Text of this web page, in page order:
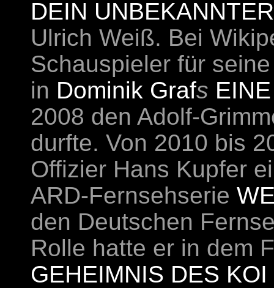
DEIN
Ulrich Weiß. Bei
Schauspieler für
in Dominik Grafs
2008 den Adolf-
durfte. Von 2010 bis
Offizier Hans Kupfer
ARD-Fernsehserie
den Deutschen
Rolle hatte er in dem
GEHEIMNIS DES KOI